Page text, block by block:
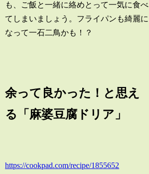
も、ご飯と一緒に絡めとって一気に食べ
てしまいましょう。フライパンも綺麗に
なって一石二鳥かも！？
余って良かった！と思え
る「麻婆豆腐ドリア」
https://cookpad.com/recipe/1855652